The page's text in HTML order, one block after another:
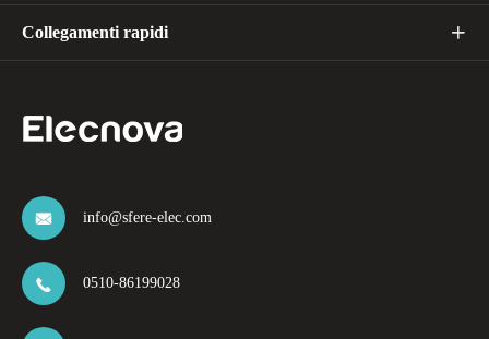
Collegamenti rapidi 
 info@sfere-elec.com
 0510-86199028